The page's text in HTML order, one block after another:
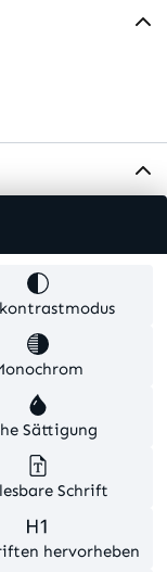
zzgl.
sind
Theme by
Sättigung
Schrift
hervorheben
bestmögliche